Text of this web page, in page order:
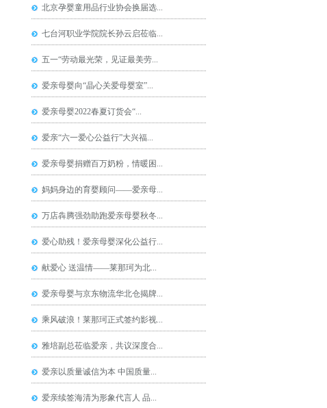
北京孕婴童用品行业协会换届选...
七台河职业学院院长孙云启莅临...
五一“劳动最光荣，见证最美劳...
爱亲母婴向“晶心关爱母婴室”...
爱亲母婴2022春夏订货会“...
爱亲“六一爱心公益行”大兴福...
爱亲母婴捐赠百万奶粉，情暖困...
妈妈身边的育婴顾问——爱亲母...
万店犇腾强劲助跑爱亲母婴秋冬...
爱心助残！爱亲母婴深化公益行...
献爱心 送温情——莱那珂为北...
爱亲母婴与京东物流华北仓揭牌...
乘风破浪！莱那珂正式签约影视...
雅培副总莅临爱亲，共议深度合...
爱亲以质量诚信为本 中国质量...
爱亲续签海清为形象代言人 品...